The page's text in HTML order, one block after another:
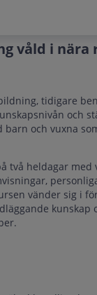
våld i nära
tidigare
och
barn och vuxna
två heldagar med
vänder sig i
kunskap